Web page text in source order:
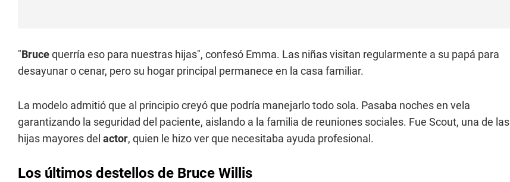
"Brucequerría eso para nuestras hijas", confesó Emma. Las niñas visitan regularmente a su papá para
desayunar o cenar, pero su hogar principal permanece en la casa familiar.
La modelo admitió que al principio creyó que podría manejarlo todo sola. Pasaba noches en vela
garantizando la seguridad del paciente, aislando a la familia de reuniones sociales. Fue Scout, una de las
hijas mayores del actor, quien le hizo ver que necesitaba ayuda profesional.
Los últimos destellos de Bruce Willis